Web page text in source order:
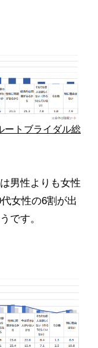
ートブライダル総
男性よりも女性
女性の6割が出
です。